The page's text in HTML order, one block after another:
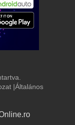
|Általános